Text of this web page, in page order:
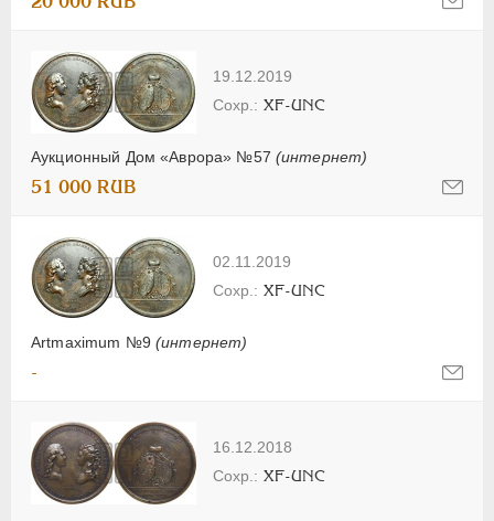
19.12.2019
Аукционный Дом «Аврора» №57 (интернет)
XF-UNC
51 000 RUB
02.11.2019
Artmaximum №9 (интернет)
XF-UNC
-
16.12.2018
XF-UNC